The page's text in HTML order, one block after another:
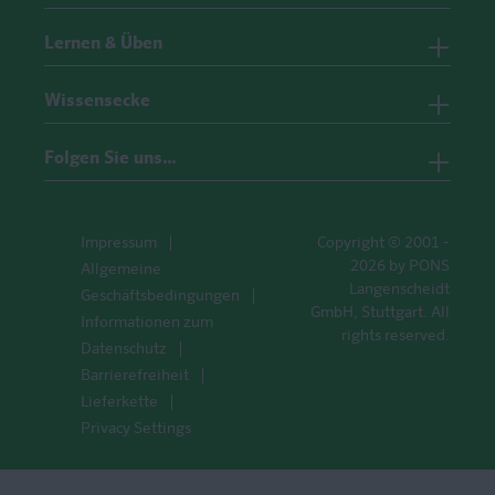
Lernen & Üben
Wissensecke
Folgen Sie uns…
Impressum
Allgemeine
Geschäftsbedingungen
Informationen zum
Datenschutz
Barrierefreiheit
Lieferkette
Privacy Settings
Copyright © 2001 -
2026 by PONS
Langenscheidt
GmbH, Stuttgart. All
rights reserved.